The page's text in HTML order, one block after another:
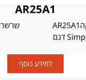
AR25A1
קוד טכניקהAR25A1
שורותSimplex דגם
שרשרתAR25A1 תקן
למידע נוסף